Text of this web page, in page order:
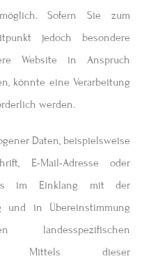
Sofern Sie zum
jedoch besondere
Website in Anspruch
könnte eine Verarbeitung
werden.
Daten, beispielsweise
E-Mail-Adresse oder
im Einklang mit der
und in Übereinstimmung
Mittels dieser